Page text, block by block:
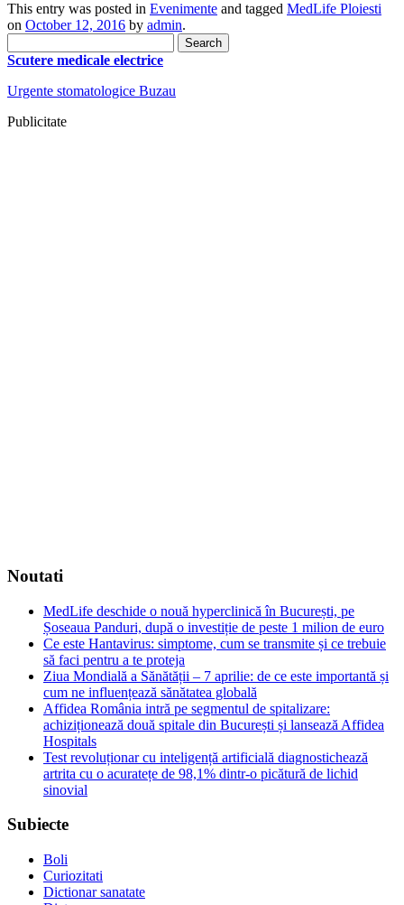
This entry was posted in Evenimente and tagged MedLife Ploiesti
on October 12, 2016 by admin.
for:
Scutere medicale electrice
Urgente stomatologice Buzau
Publicitate
Noutati
MedLife deschide o nouă hyperclinică în București, pe
Șoseaua Panduri, după o investiție de peste 1 milion de euro
Ce este Hantavirus: simptome, cum se transmite și ce trebuie
să faci pentru a te proteja
Ziua Mondială a Sănătății – 7 aprilie: de ce este importantă și
cum ne influențează sănătatea globală
Affidea România intră pe segmentul de spitalizare:
achiziționează două spitale din București și lansează Affidea
Hospitals
Test revoluționar cu inteligență artificială diagnostichează
artrita cu o acuratețe de 98,1% dintr-o picătură de lichid
sinovial
Subiecte
Boli
Curiozitati
Dictionar sanatate